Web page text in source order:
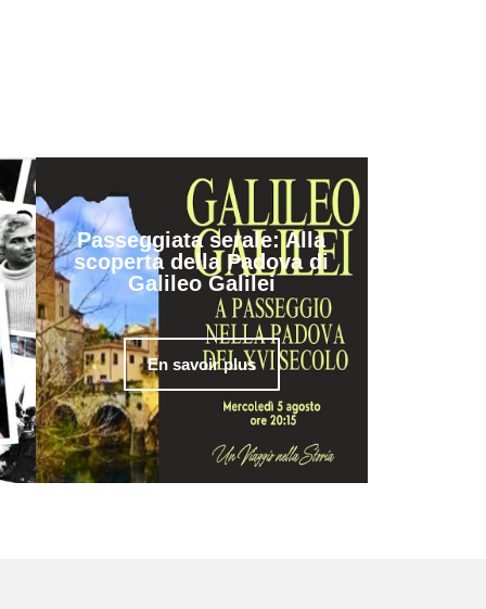
Passeggiata serale: Alla
scoperta della Padova di
Galileo Galilei
En savoir plus